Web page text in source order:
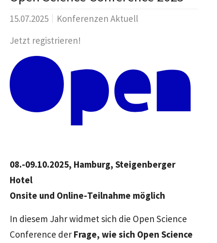
15.07.2025
Konferenzen Aktuell
Jetzt registrieren!
08.-09.10.2025, Hamburg, Steigenberger
Hotel
Onsite und Online-Teilnahme möglich
In diesem Jahr widmet sich die Open Science
Conference der Frage, wie sich Open Science